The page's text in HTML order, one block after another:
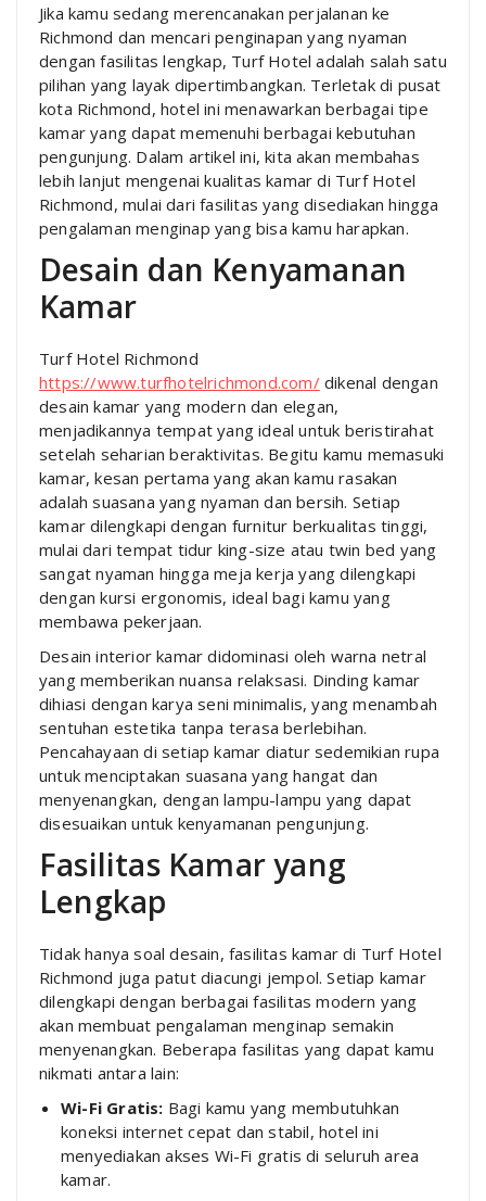
Jika kamu sedang merencanakan perjalanan ke
Richmond dan mencari penginapan yang nyaman
dengan fasilitas lengkap, Turf Hotel adalah salah satu
pilihan yang layak dipertimbangkan. Terletak di pusat
kota Richmond, hotel ini menawarkan berbagai tipe
kamar yang dapat memenuhi berbagai kebutuhan
pengunjung. Dalam artikel ini, kita akan membahas
lebih lanjut mengenai kualitas kamar di Turf Hotel
Richmond, mulai dari fasilitas yang disediakan hingga
pengalaman menginap yang bisa kamu harapkan.
Desain dan Kenyamanan
Kamar
Turf Hotel Richmond
https://www.turfhotelrichmond.com/dikenal dengan
desain kamar yang modern dan elegan,
menjadikannya tempat yang ideal untuk beristirahat
setelah seharian beraktivitas. Begitu kamu memasuki
kamar, kesan pertama yang akan kamu rasakan
adalah suasana yang nyaman dan bersih. Setiap
kamar dilengkapi dengan furnitur berkualitas tinggi,
mulai dari tempat tidur king-size atau twin bed yang
sangat nyaman hingga meja kerja yang dilengkapi
dengan kursi ergonomis, ideal bagi kamu yang
membawa pekerjaan.
Desain interior kamar didominasi oleh warna netral
yang memberikan nuansa relaksasi. Dinding kamar
dihiasi dengan karya seni minimalis, yang menambah
sentuhan estetika tanpa terasa berlebihan.
Pencahayaan di setiap kamar diatur sedemikian rupa
untuk menciptakan suasana yang hangat dan
menyenangkan, dengan lampu-lampu yang dapat
disesuaikan untuk kenyamanan pengunjung.
Fasilitas Kamar yang
Lengkap
Tidak hanya soal desain, fasilitas kamar di Turf Hotel
Richmond juga patut diacungi jempol. Setiap kamar
dilengkapi dengan berbagai fasilitas modern yang
akan membuat pengalaman menginap semakin
menyenangkan. Beberapa fasilitas yang dapat kamu
nikmati antara lain:
Wi-Fi Gratis: Bagi kamu yang membutuhkan
koneksi internet cepat dan stabil, hotel ini
menyediakan akses Wi-Fi gratis di seluruh area
kamar.